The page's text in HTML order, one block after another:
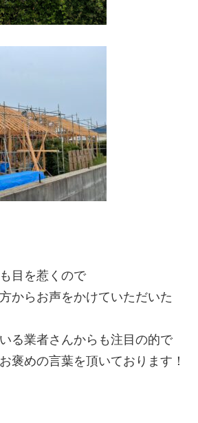
目を惹くので
からお声をかけていただいた
る業者さんからも注目の的で
褒めの言葉を頂いております！